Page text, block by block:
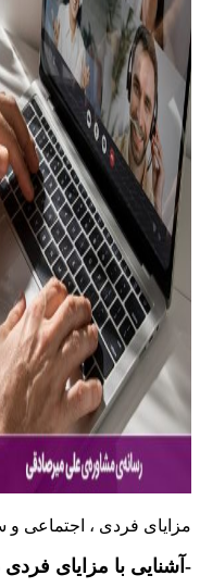
فردی ، اجتماعی و
با مزایای فردی